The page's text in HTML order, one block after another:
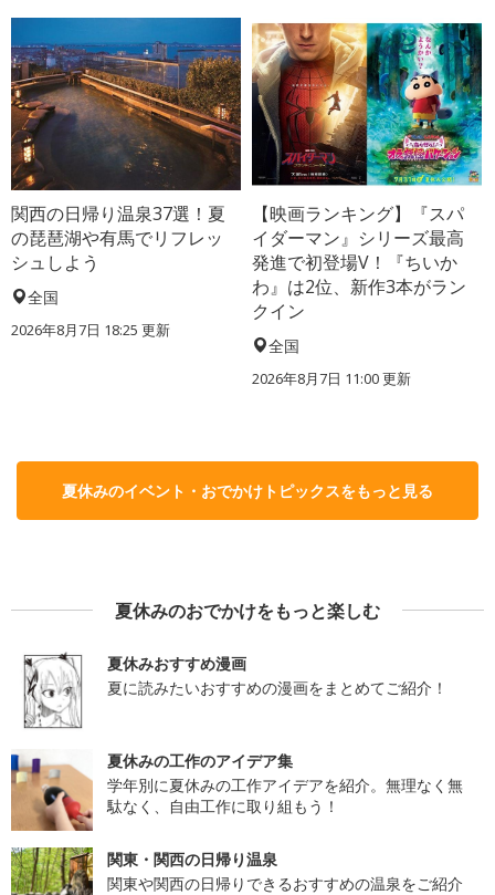
関西の日帰り温泉37選！夏
の琵琶湖や有馬でリフレッ
シュしよう
全国
2026年8月7日 18:25 更新
【映画ランキング】『スパ
イダーマン』シリーズ最高
発進で初登場V！『ちいか
わ』は2位、新作3本がラン
クイン
全国
2026年8月7日 11:00更新
夏休みのイベント・おでかけトピックスをもっと見る
夏休みのおでかけをもっと楽しむ
夏休みおすすめ漫画
夏に読みたいおすすめの漫画をまとめてご紹介！
夏休みの工作のアイデア集
学年別に夏休みの工作アイデアを紹介。無理なく無
駄なく、自由工作に取り組もう！
関東・関西の日帰り温泉
関東や関西の日帰りできるおすすめの温泉をご紹介